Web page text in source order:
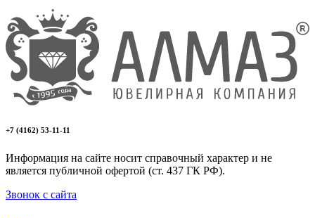
+7 (4162) 53-11-11
Информация на сайте носит справочный характер и не
является публичной офертой (ст. 437 ГК РФ).
Звонок с сайта